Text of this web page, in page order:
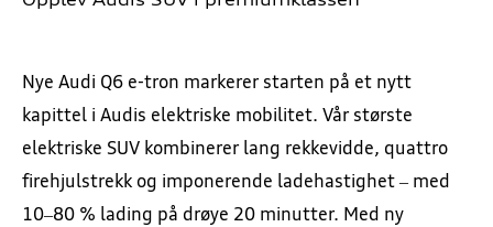
Firmabil
Finansiering
EU-kontroll
Dekkhotell
Nye Audi Q6 e-tron markerer starten på et nytt
kapittel i Audis elektriske mobilitet. Vår største
elektriske SUV kombinerer lang rekkevidde, quattro
firehjulstrekk og imponerende ladehastighet – med
10–80 % lading på drøye 20 minutter. Med ny